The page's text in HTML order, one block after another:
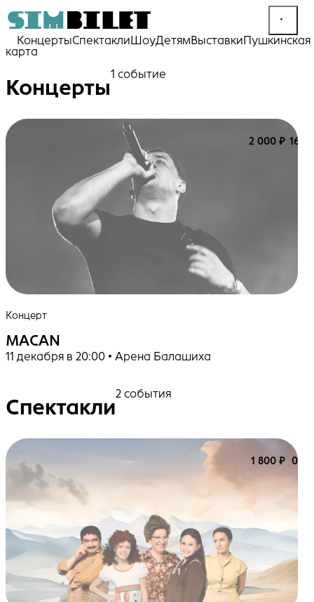
КонцертыСпектакли ШоуДетямВыставкиПушкинская
карта
Концерты
1 событие
2 000 ₽ 16+
Концерт
MACAN
11 декабря в 20:00 • Арена Балашиха
Спектакли
2 события
1 800 ₽ 0+